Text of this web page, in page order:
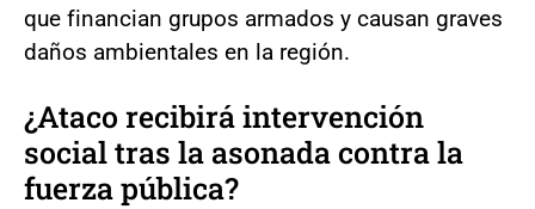
que financian grupos armados y causan graves
daños ambientales en la región.
¿Ataco recibirá intervención
social tras la asonada contra la
fuerza pública?